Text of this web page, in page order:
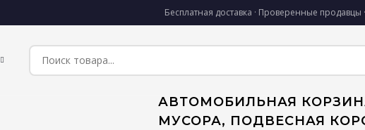
Бесплатная доставка · Проверенные продавцы
АВТОМОБИЛЬНАЯ
МУСОРА, ПОДВЕСНАЯ